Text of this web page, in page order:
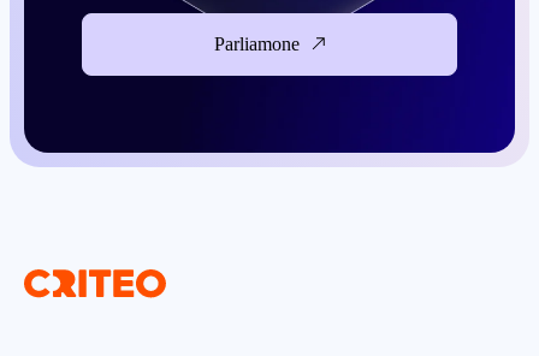
Parliamone